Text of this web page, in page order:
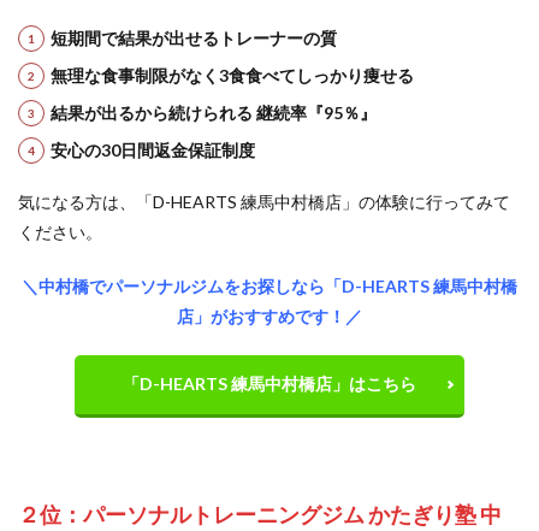
短期間で結果が出せるトレーナーの質
無理な食事制限がなく3食食べてしっかり痩せる
結果が出るから続けられる 継続率『95％』
安心の30日間返金保証制度
気になる方は、「D-HEARTS 練馬中村橋店」の体験に行ってみて
ください。
＼中村橋でパーソナルジムをお探しなら「D-HEARTS 練馬中村橋
店」がおすすめです！／
「D-HEARTS 練馬中村橋店」はこちら
２位：パーソナルトレーニングジム かたぎり塾 中